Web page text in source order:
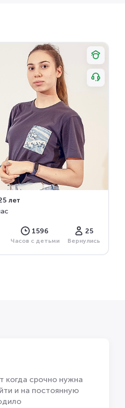
лет
1596
Часов с детьми
25
Вернулись
когда срочно нужна
и на постоянную